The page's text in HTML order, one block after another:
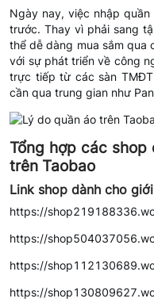
Ngày nay, việc nhập
trước. Thay vì phải sang
thể dễ dàng mua sắm qua
với sự phát triển về công
trực tiếp từ các sàn
cần qua trung gian như
Tổng hợp các
trên Taobao
Link shop dành cho
https://
https://
https://
https://